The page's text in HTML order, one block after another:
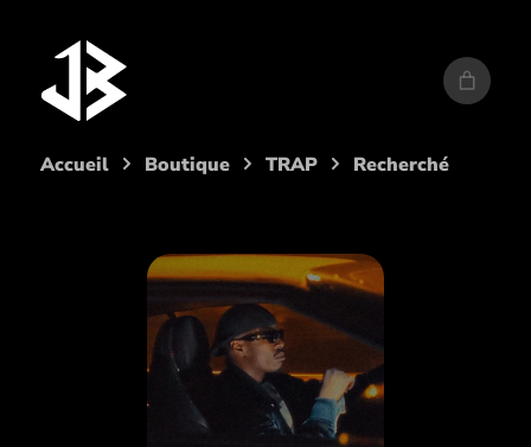
Accueil Boutique TRAP Recherché